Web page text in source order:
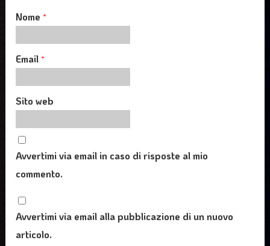
Nome*
Email*
Sito web
Avvertimi via email in caso di risposte al mio
commento.
Avvertimi via email alla pubblicazione di un nuovo
articolo.